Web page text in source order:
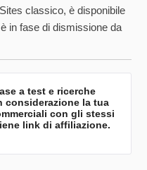
classico, è disponibile
in fase di dismissione da
a test e ricerche
considerazione la tua
con gli stessi
link di affiliazione.